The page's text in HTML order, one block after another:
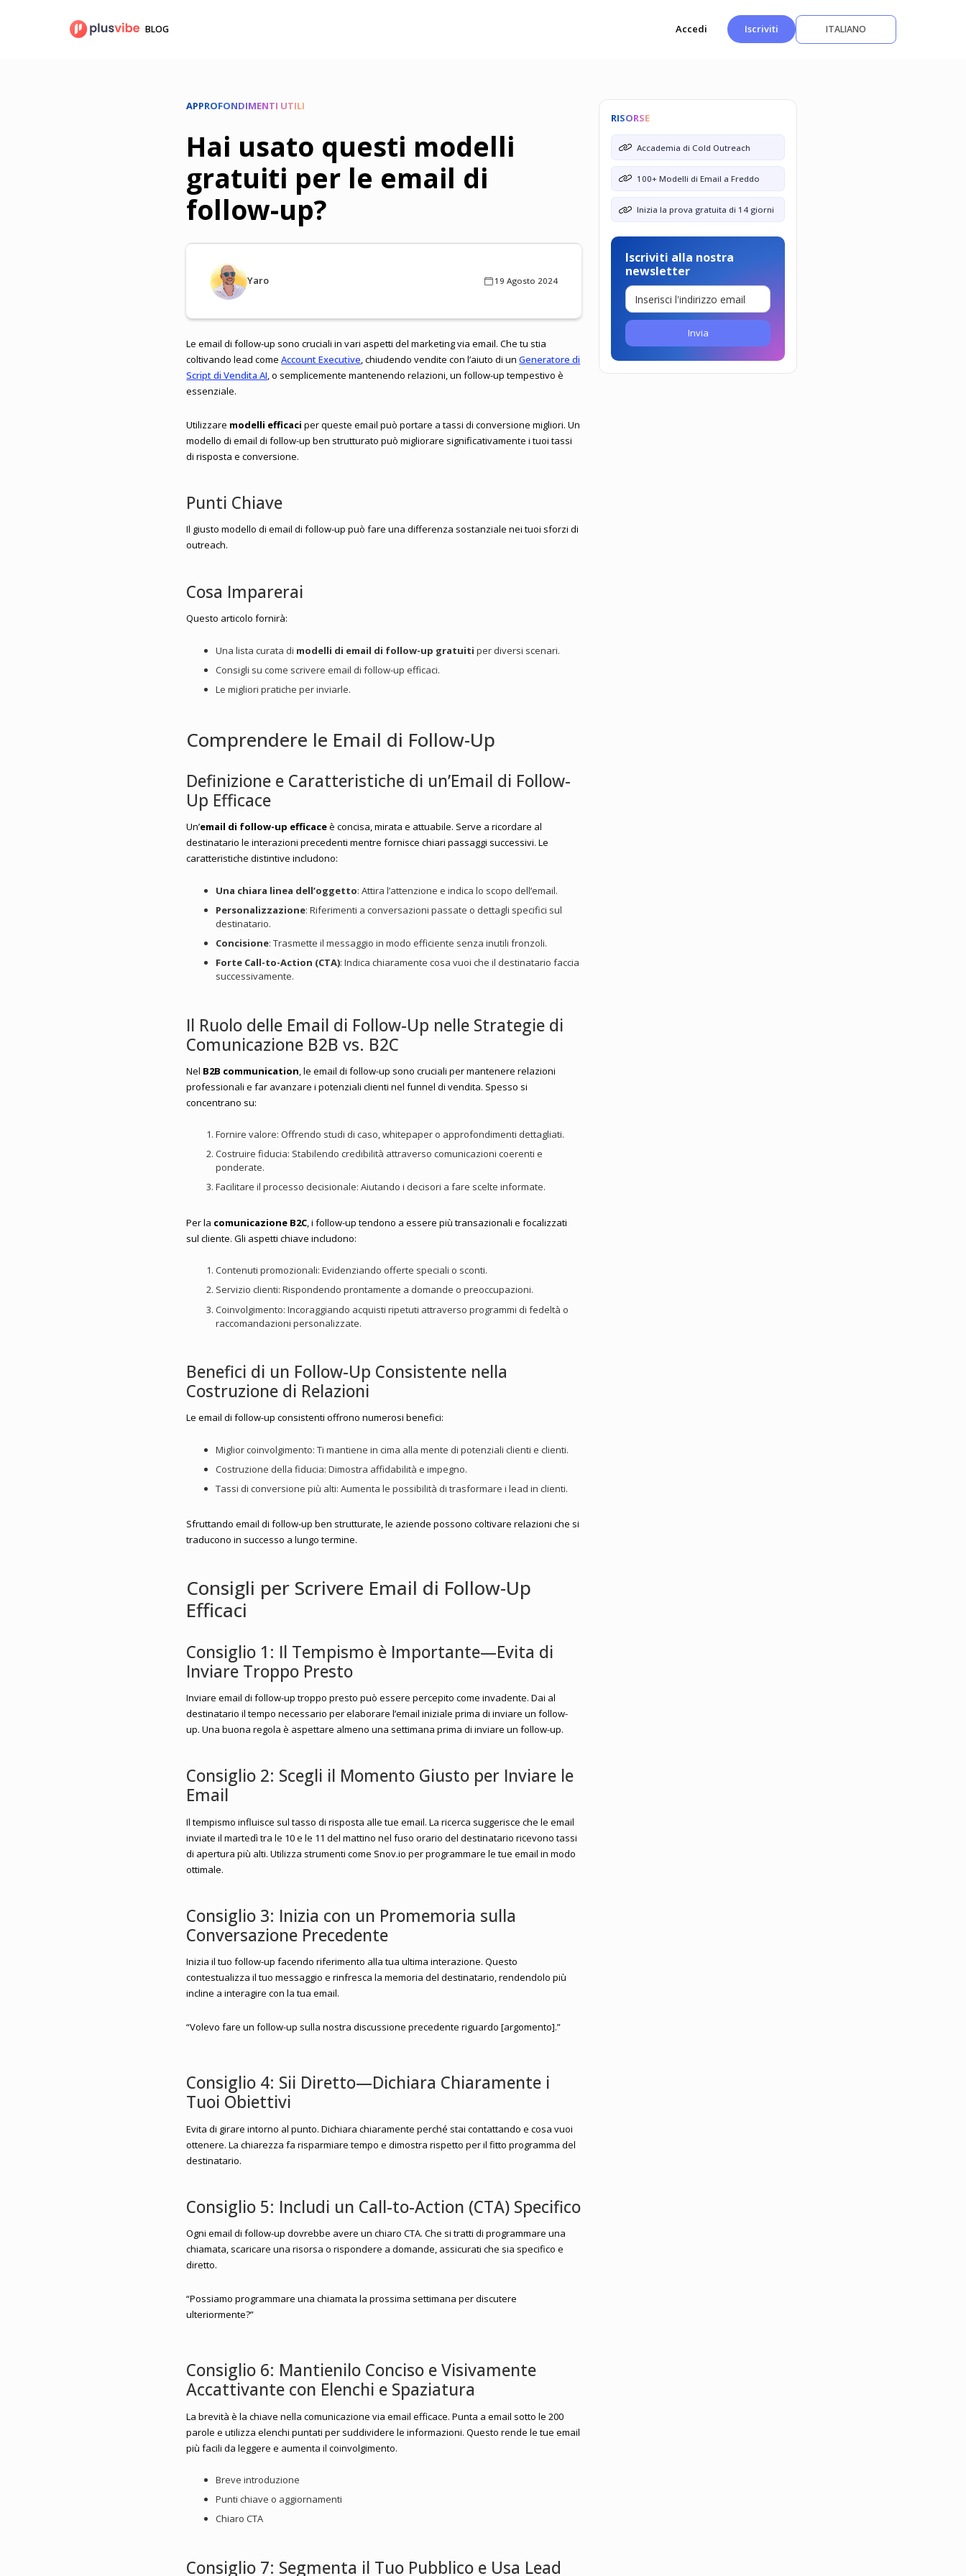
BLOG Accedi Iscriviti ITALIANO
APPROFONDIMENTI UTILI
Hai usato questi modelli
gratuiti per le email di
follow-up?
Yaro 19 Agosto 2024
Le email di follow-up sono cruciali in vari aspetti del marketing via email. Che tu stia
coltivando lead comeAccount Executive, chiudendo vendite con l’aiuto di unGeneratore di
Script di Vendita AI, o semplicemente mantenendo relazioni, un follow-up tempestivo è
essenziale.
Utilizzare modelli efficaci per queste email può portare a tassi di conversione migliori. Un
modello di email di follow-up ben strutturato può migliorare significativamente i tuoi tassi
di risposta e conversione.
Punti Chiave
Il giusto modello di email di follow-up può fare una differenza sostanziale nei tuoi sforzi di
outreach.
Cosa Imparerai
Questo articolo fornirà:
Una lista curata di modelli di email di follow-up gratuiti per diversi scenari.
Consigli su come scrivere email di follow-up efficaci.
Le migliori pratiche per inviarle.
Comprendere le Email di Follow-Up
Definizione e Caratteristiche di un’Email di Follow-
Up Efficace
Un’email di follow-up efficaceè concisa, mirata e attuabile. Serve a ricordare al
destinatario le interazioni precedenti mentre fornisce chiari passaggi successivi. Le
caratteristiche distintive includono:
Una chiara linea dell’oggetto: Attira l’attenzione e indica lo scopo dell’email.
Personalizzazione: Riferimenti a conversazioni passate o dettagli specifici sul
destinatario.
Concisione: Trasmette il messaggio in modo efficiente senza inutili fronzoli.
Forte Call-to-Action (CTA): Indica chiaramente cosa vuoi che il destinatario faccia
successivamente.
Il Ruolo delle Email di Follow-Up nelle Strategie di
Comunicazione B2B vs. B2C
Nel B2B communication, le email di follow-up sono cruciali per mantenere relazioni
professionali e far avanzare i potenziali clienti nel funnel di vendita. Spesso si
concentrano su:
Fornire valore: Offrendo studi di caso, whitepaper o approfondimenti dettagliati.
Costruire fiducia: Stabilendo credibilità attraverso comunicazioni coerenti e
ponderate.
Facilitare il processo decisionale: Aiutando i decisori a fare scelte informate.
Per la comunicazione B2C, i follow-up tendono a essere più transazionali e focalizzati
sul cliente. Gli aspetti chiave includono:
Contenuti promozionali: Evidenziando offerte speciali o sconti.
Servizio clienti: Rispondendo prontamente a domande o preoccupazioni.
Coinvolgimento: Incoraggiando acquisti ripetuti attraverso programmi di fedeltà o
raccomandazioni personalizzate.
Benefici di un Follow-Up Consistente nella
Costruzione di Relazioni
Le email di follow-up consistenti offrono numerosi benefici:
Miglior coinvolgimento: Ti mantiene in cima alla mente di potenziali clienti e clienti.
Costruzione della fiducia: Dimostra affidabilità e impegno.
Tassi di conversione più alti: Aumenta le possibilità di trasformare i lead in clienti.
Sfruttando email di follow-up ben strutturate, le aziende possono coltivare relazioni che si
traducono in successo a lungo termine.
Consigli per Scrivere Email di Follow-Up
Efficaci
Consiglio 1: Il Tempismo è Importante—Evita di
Inviare Troppo Presto
Inviare email di follow-up troppo presto può essere percepito come invadente. Dai al
destinatario il tempo necessario per elaborare l’email iniziale prima di inviare un follow-
up. Una buona regola è aspettare almeno una settimana prima di inviare un follow-up.
Consiglio 2: Scegli il Momento Giusto per Inviare le
Email
Il tempismo influisce sul tasso di risposta alle tue email. La ricerca suggerisce che le email
inviate il martedì tra le 10 e le 11 del mattino nel fuso orario del destinatario ricevono tassi
di apertura più alti. Utilizza strumenti come Snov.io per programmare le tue email in modo
ottimale.
Consiglio 3: Inizia con un Promemoria sulla
Conversazione Precedente
Inizia il tuo follow-up facendo riferimento alla tua ultima interazione. Questo
contestualizza il tuo messaggio e rinfresca la memoria del destinatario, rendendolo più
incline a interagire con la tua email.
“Volevo fare un follow-up sulla nostra discussione precedente riguardo [argomento].”
Consiglio 4: Sii Diretto—Dichiara Chiaramente i
Tuoi Obiettivi
Evita di girare intorno al punto. Dichiara chiaramente perché stai contattando e cosa vuoi
ottenere. La chiarezza fa risparmiare tempo e dimostra rispetto per il fitto programma del
destinatario.
Consiglio 5: Includi un Call-to-Action (CTA) Specifico
Ogni email di follow-up dovrebbe avere un chiaro CTA. Che si tratti di programmare una
chiamata, scaricare una risorsa o rispondere a domande, assicurati che sia specifico e
diretto.
“Possiamo programmare una chiamata la prossima settimana per discutere
ulteriormente?”
Consiglio 6: Mantienilo Conciso e Visivamente
Accattivante con Elenchi e Spaziatura
La brevità è la chiave nella comunicazione via email efficace. Punta a email sotto le 200
parole e utilizza elenchi puntati per suddividere le informazioni. Questo rende le tue email
più facili da leggere e aumenta il coinvolgimento.
Breve introduzione
Punti chiave o aggiornamenti
Chiaro CTA
Consiglio 7: Segmenta il Tuo Pubblico e Usa Lead
RISORSE
Accademia di Cold Outreach
100+ Modelli di Email a Freddo
Inizia la prova gratuita di 14 giorni
Iscriviti alla nostra
newsletter
Invia